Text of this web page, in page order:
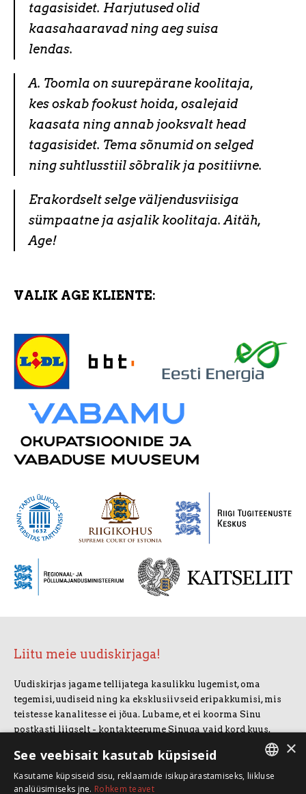
tagasisidet. Harjutused olid
kaasahaaravad ning aeg suisa
lendas.
A. Toomla on suurepärane koolitaja,
kes oskab fookust hoida, osalejaid
kaasata ning annab jooksvalt head
tagasisidet. Tema sõnumid on selged
ning suhtlusstiil sõbralik ja positiivne.
Erakordselt selge väljendusviisiga
sümpaatne ja asjalik koolitaja. Aitäh,
Age!
VALIK AGE KLIENTE:
Liitu meie uudiskirjaga!
Uudiskirjas jagame tellijatega kasulikku lugemist, oma
tegemisi, uudiseid ning ka eksklusiivseid eripakkumisi, mis
teistesse kanalitesse ei jõua. Lubame, et ei koorma Sinu
postkasti liigselt - kontakteerume Sinuga vaid kord kuus.
LIITUN UUDISKIRJAGA
×
See veebisait kasutab küpsiseid
Kasutame küpsiseid sisu, reklaamide isikupärastamiseks, liikluse
analüüsimiseks jne. Rohkem teavet